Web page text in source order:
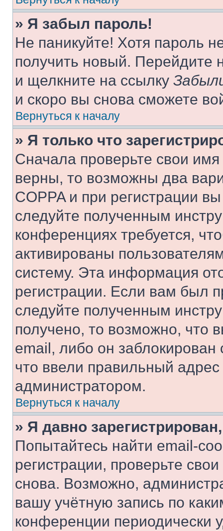
» Я забыл пароль!
Не паникуйте! Хотя пароль
получить новый. Перейдите
и щелкните на ссылку
и скоро вы снова сможете
Вернуться к началу
» Я только что
Сначала проверьте свои
верны, то возможны два
COPPA и при регистрации
следуйте полученным
конференциях требуется,
активированы
систему. Эта информация
регистрации. Если вам был
следуйте полученным
получено, то возможно, что
email, либо он
что ввели правильный адрес
администратором.
Вернуться к началу
» Я давно
Попытайтесь найти email-
регистрации, проверьте
снова. Возможно,
вашу учётную запись по
конференции периодически